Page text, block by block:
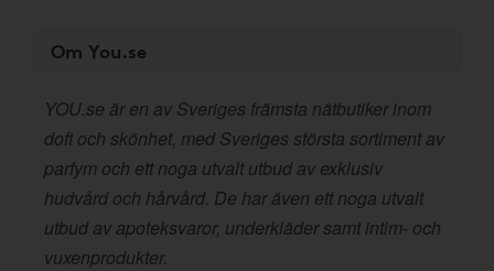
Om You.se
YOU.se är en av Sveriges främsta nätbutiker inom
doft och skönhet, med Sveriges största sortiment av
parfym och ett noga utvalt utbud av exklusiv
hudvård och hårvård. De har även ett noga utvalt
utbud av apoteksvaror, underkläder samt intim- och
vuxenprodukter.